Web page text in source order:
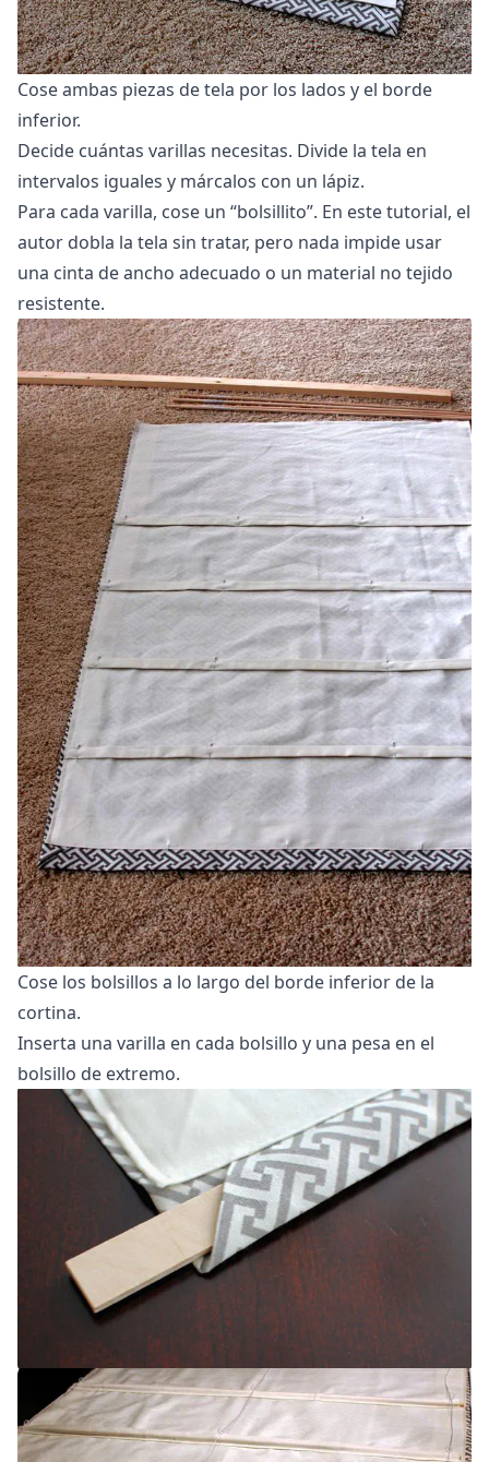
Cose ambas piezas de tela por los lados y el borde
inferior.
Decide cuántas varillas necesitas. Divide la tela en
intervalos iguales y márcalos con un lápiz.
Para cada varilla, cose un “bolsillito”. En este tutorial, el
autor dobla la tela sin tratar, pero nada impide usar
una cinta de ancho adecuado o un material no tejido
resistente.
Cose los bolsillos a lo largo del borde inferior de la
cortina.
Inserta una varilla en cada bolsillo y una pesa en el
bolsillo de extremo.